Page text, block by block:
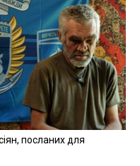
посланих для